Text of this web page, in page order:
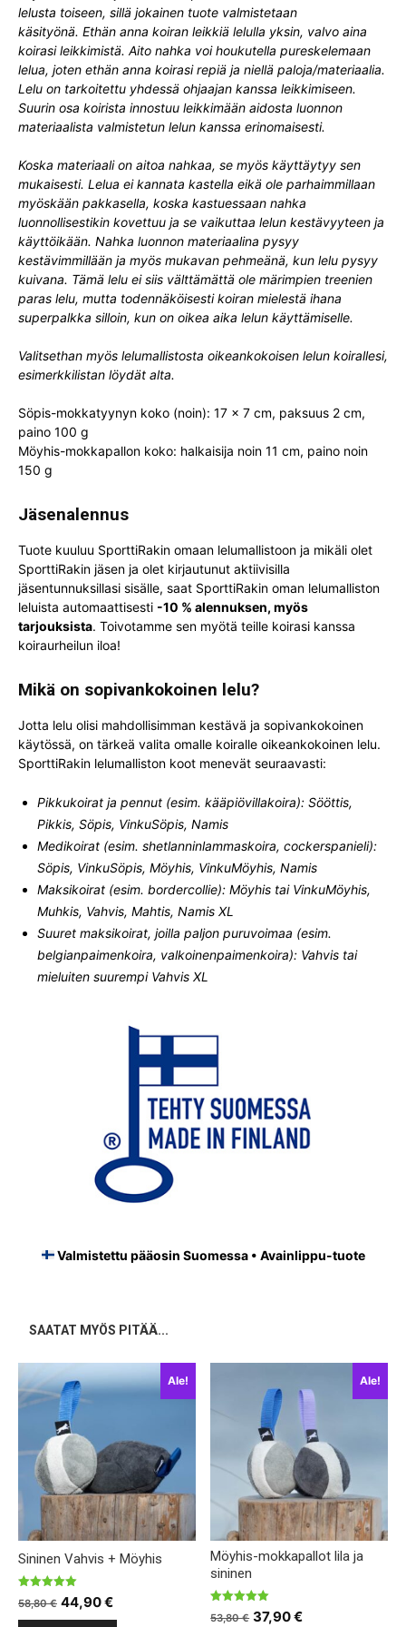
lelusta toiseen, sillä jokainen tuote valmistetaan
käsityönä. Ethän anna koiran leikkiä lelulla yksin, valvo aina
koirasi leikkimistä. Aito nahka voi houkutella pureskelemaan
lelua, joten ethän anna koirasi repiä ja niellä paloja/materiaalia.
Lelu on tarkoitettu yhdessä ohjaajan kanssa leikkimiseen.
Suurin osa koirista innostuu leikkimään aidosta luonnon
materiaalista valmistetun lelun kanssa erinomaisesti.
Koska materiaali on aitoa nahkaa, se myös käyttäytyy sen
mukaisesti. Lelua ei kannata kastella eikä ole parhaimmillaan
myöskään pakkasella, koska kastuessaan nahka
luonnollisestikin kovettuu ja se vaikuttaa lelun kestävyyteen ja
käyttöikään. Nahka luonnon materiaalina pysyy
kestävimmillään ja myös mukavan pehmeänä, kun lelu pysyy
kuivana. Tämä lelu ei siis välttämättä ole märimpien treenien
paras lelu, mutta todennäköisesti koiran mielestä ihana
superpalkka silloin, kun on oikea aika lelun käyttämiselle.
Valitsethan myös lelumallistosta oikeankokoisen lelun koirallesi,
esimerkkilistan löydät alta.
Söpis-mokkatyynyn koko (noin): 17 x 7 cm, paksuus 2 cm,
paino 100 g
Möyhis-mokkapallon koko: halkaisija noin 11 cm, paino noin
150 g
Jäsenalennus
Tuote kuuluu SporttiRakin omaan lelumallistoon ja mikäli olet
SporttiRakin jäsen ja olet kirjautunut aktiivisilla
jäsentunnuksillasi sisälle, saat SporttiRakin oman lelumalliston
leluista automaattisesti -10 % alennuksen, myös
tarjouksista. Toivotamme sen myötä teille koirasi kanssa
koiraurheilun iloa!
Mikä on sopivankokoinen lelu?
Jotta lelu olisi mahdollisimman kestävä ja sopivankokoinen
käytössä, on tärkeä valita omalle koiralle oikeankokoinen lelu.
SporttiRakin lelumalliston koot menevät seuraavasti:
Pikkukoirat ja pennut (esim. kääpiövillakoira): Sööttis,
Pikkis, Söpis, VinkuSöpis, Namis
Medikoirat (esim. shetlanninlammaskoira, cockerspanieli):
Söpis, VinkuSöpis, Möyhis, VinkuMöyhis, Namis
Maksikoirat (esim. bordercollie): Möyhis tai VinkuMöyhis,
Muhkis, Vahvis, Mahtis, Namis XL
Suuret maksikoirat, joilla paljon puruvoimaa (esim.
belgianpaimenkoira, valkoinenpaimenkoira): Vahvis tai
mieluiten suurempi Vahvis XL
Valmistettu pääosin Suomessa • Avainlippu-tuote
SAATAT MYÖS PITÄÄ...
Ale!
Sininen Vahvis + Möyhis
Arvostelu
tuotteesta:
5.00
58,80€ Alkuperäinen
hinta
44,90€Nykyinen
hinta
Ale!
Möyhis-mokkapallot lila ja
sininen
Arvostelu
tuotteesta:
53,80€ Alkuperäinen
37,90€Nykyinen